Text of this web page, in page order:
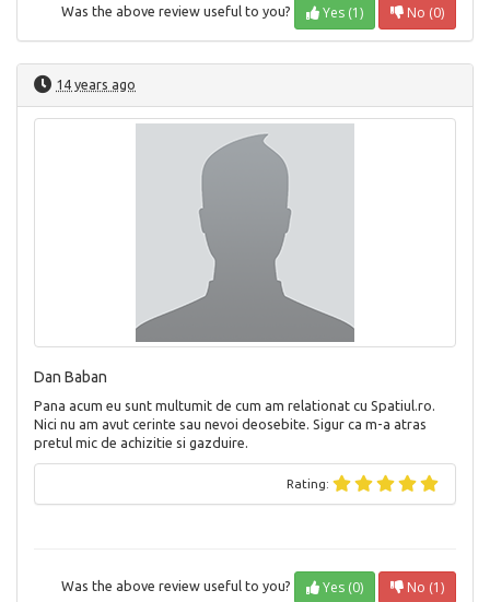
Was the above review useful to you? Yes (1) No (0)
14 years ago
Dan Baban
Pana acum eu sunt multumit de cum am relationat cu Spatiul.ro.
Nici nu am avut cerinte sau nevoi deosebite. Sigur ca m-a atras
pretul mic de achizitie si gazduire.
Rating:
Was the above review useful to you? Yes (0) No (1)